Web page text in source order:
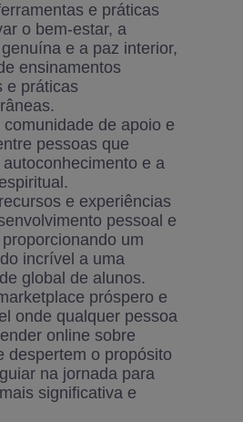
e práticas
o bem-estar, a
e a paz interior,
ensinamentos
e práticas
comunidade de apoio e
pessoas que
autoconhecimento e a
e experiências
pessoal e
um
incrível a uma
global de alunos.
próspero e
onde qualquer pessoa
online sobre
despertem o propósito
na jornada para
significativa e